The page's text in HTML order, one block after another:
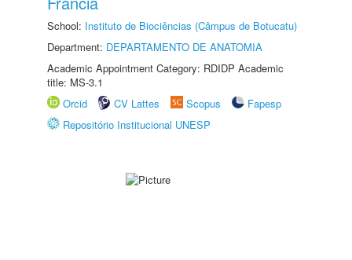
School: Instituto de Biociências (Câmpus de Botucatu)
Department: DEPARTAMENTO DE ANATOMIA
Academic Appointment Category: RDIDP Academic
title: MS-3.1
Orcid
CV Lattes Scopus
Fapesp
Repositório Institucional UNESP